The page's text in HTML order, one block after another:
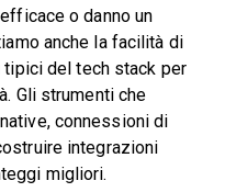
o danno un
anche la facilità di
del tech stack per
Gli strumenti che
connessioni di
integrazioni
migliori.